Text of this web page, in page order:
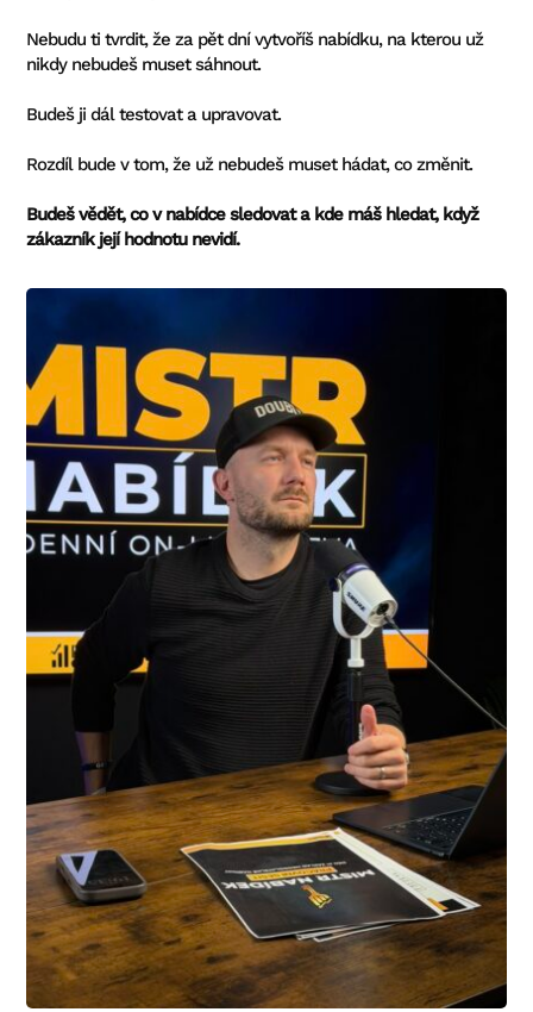
Nebudu ti tvrdit, že za pět dní vytvoříš nabídku, na kterou už
nikdy nebudeš muset sáhnout.
Budeš ji dál testovat a upravovat.
Rozdíl bude v tom, že už nebudeš muset hádat, co změnit.
Budeš vědět, co v nabídce sledovat a kde máš hledat, když
zákazník její hodnotu nevidí.